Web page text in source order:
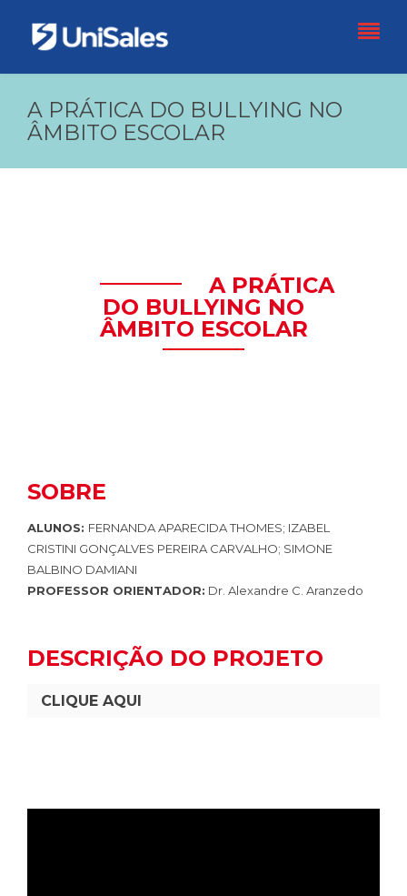
A PRÁTICA DO BULLYING NO
ÂMBITO ESCOLAR
A PRÁTICA
DO BULLYING NO
ÂMBITO ESCOLAR
SOBRE
ALUNOS: FERNANDA APARECIDA THOMES; IZABEL
CRISTINI GONÇALVES PEREIRA CARVALHO; SIMONE
BALBINO DAMIANI
PROFESSOR ORIENTADOR: Dr. Alexandre C. Aranzedo
DESCRIÇÃO DO PROJETO
CLIQUE AQUI